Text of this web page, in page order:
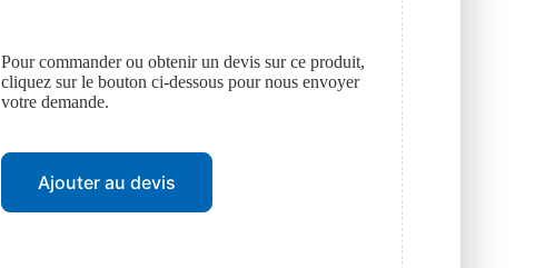
Pour commander ou obtenir un devis sur ce produit,
cliquez sur le bouton ci-dessous pour nous envoyer
votre demande.
Ajouter au devis